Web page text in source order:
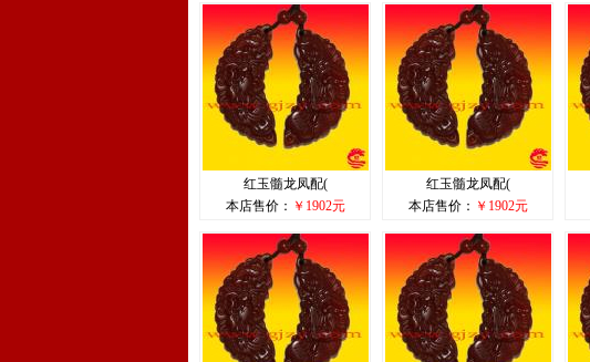
红玉髓龙凤配(
本店售价： ￥1902元
红玉髓龙凤配(
本店售价： ￥1902元